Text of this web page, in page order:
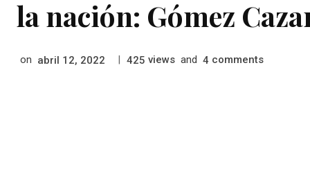
la nación: Gómez
on abril 12, 2022 425 views and 4 comments